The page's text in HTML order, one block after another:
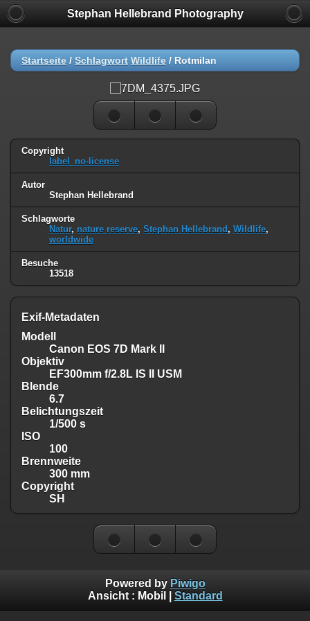
Stephan Hellebrand Photography
Startseite / Schlagwort Wildlife / Rotmilan
Copyright
label_no-license
Autor
Stephan Hellebrand
Schlagworte
Natur, nature reserve, Stephan Hellebrand , Wildlife,
worldwide
Besuche
13518
Exif-Metadaten
Modell
Canon EOS 7D Mark II
Objektiv
EF300mm f/2.8L IS II USM
Blende
6.7
Belichtungszeit
1/500 s
ISO
100
Brennweite
300 mm
Copyright
SH
Powered by Piwigo
Ansicht : Mobil Standard